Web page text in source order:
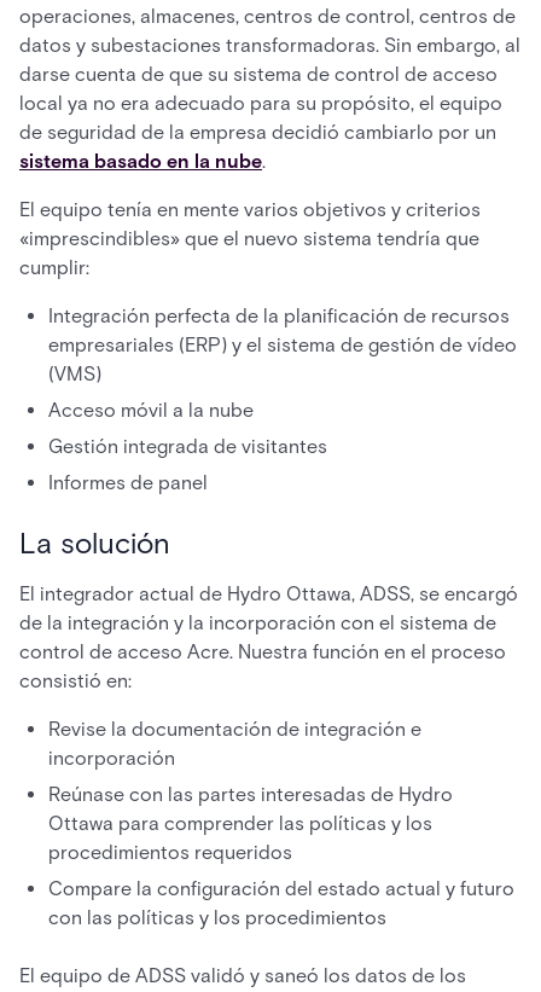
operaciones, almacenes, centros de control, centros de
datos y subestaciones transformadoras. Sin embargo, al
darse cuenta de que su sistema de control de acceso
local ya no era adecuado para su propósito, el equipo
de seguridad de la empresa decidió cambiarlo por un
sistema basado en la nube.
El equipo tenía en mente varios objetivos y criterios
«imprescindibles» que el nuevo sistema tendría que
cumplir:
Integración perfecta de la planificación de recursos
empresariales (ERP) y el sistema de gestión de vídeo
(VMS)
Acceso móvil a la nube
Gestión integrada de visitantes
Informes de panel
La solución
El integrador actual de Hydro Ottawa, ADSS, se encargó
de la integración y la incorporación con el sistema de
control de acceso Acre. Nuestra función en el proceso
consistió en:
Revise la documentación de integración e
incorporación
Reúnase con las partes interesadas de Hydro
Ottawa para comprender las políticas y los
procedimientos requeridos
Compare la configuración del estado actual y futuro
con las políticas y los procedimientos
El equipo de ADSS validó y saneó los datos de los